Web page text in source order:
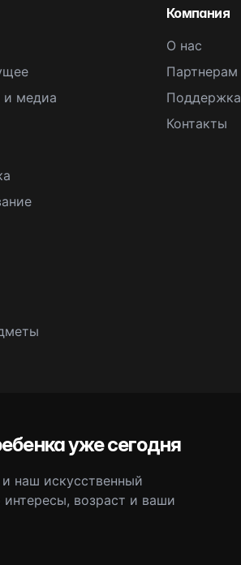
и медиа
Компания
О нас
Партнерам
Поддержка
Контакты
уже сегодня
наш искусственный
интересы, возраст и ваши